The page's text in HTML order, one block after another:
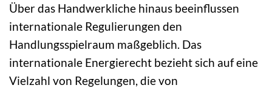
Über das Handwerkliche hinaus beeinflussen
internationale Regulierungen den
Handlungsspielraum maßgeblich. Das
internationale Energierecht bezieht sich auf eine
Vielzahl von Regelungen, die von